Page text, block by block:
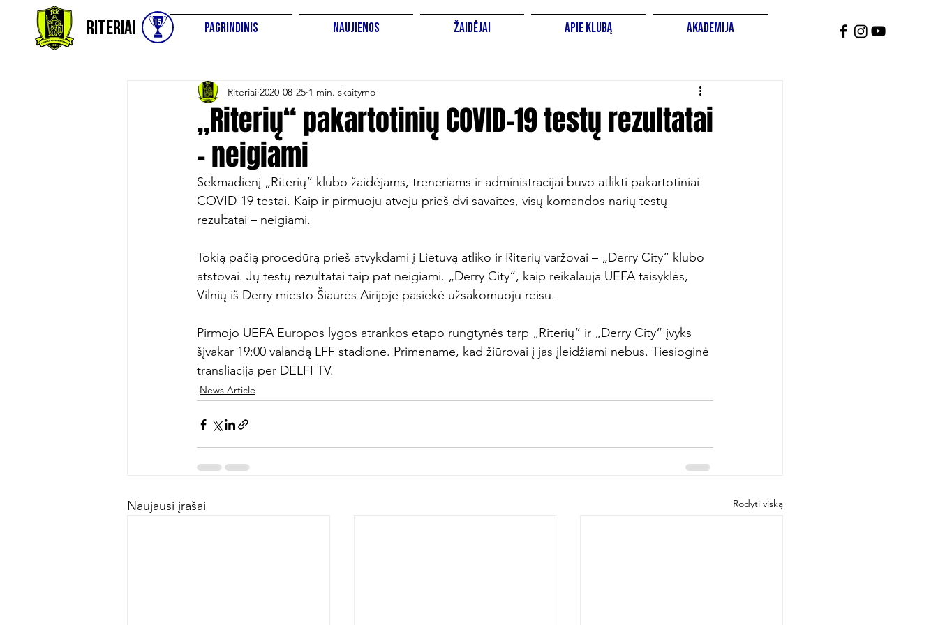
Riteriai Pagrindinis Naujienos Žaidėjai Apie Klubą Akademija
„Riterių“ pakartotinių COVID-19 testų rezultatai
– neigiami
Riteriai 2020-08-25 1 min. skaitymo
Sekmadienį „Riterių“ klubo žaidėjams, treneriams ir administracijai buvo atlikti pakartotiniai
COVID-19 testai. Kaip ir pirmuoju atveju prieš dvi savaites, visų komandos narių testų
rezultatai – neigiami.
Tokią pačią procedūrą prieš atvykdami į Lietuvą atliko ir Riterių varžovai – „Derry City“ klubo
atstovai. Jų testų rezultatai taip pat neigiami. „Derry City“, kaip reikalauja UEFA taisyklės,
Vilnių iš Derry miesto Šiaurės Airijoje pasiekė užsakomuoju reisu.
Pirmojo UEFA Europos lygos atrankos etapo rungtynės tarp „Riterių“ ir „Derry City“ įvyks
šįvakar 19:00 valandą LFF stadione. Primename, kad žiūrovai į jas įleidžiami nebus. Tiesioginė
transliacija per DELFI TV.
News Article
Naujausi įrašai Rodyti viską